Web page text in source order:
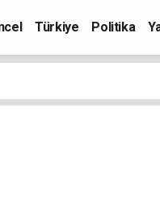
Türkiye Politika